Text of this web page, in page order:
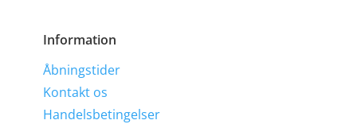
Information
Åbningstider
Kontakt os
Handelsbetingelser